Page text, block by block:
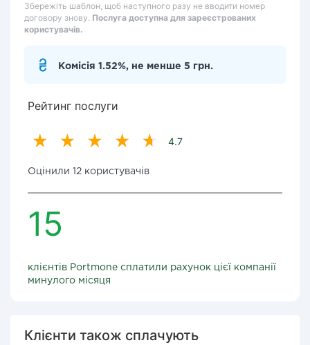
Збережіть шаблон, щоб наступного разу не вводити номер
договору знову. Послуга доступна для зареєстрованих
користувачів.
Комісія 1.52%, не менше 5 грн.
Рейтинг послуги
4.7
Оцінили 12 користувачів
15
клієнтів Portmone сплатили рахунок цієї компанії
минулого місяця
Клієнти також сплачують